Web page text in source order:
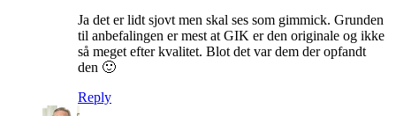
Ja det er lidt sjovt men skal ses som gimmick. Grunden
til anbefalingen er mest at GIK er den originale og ikke
så meget efter kvalitet. Blot det var dem der opfandt
den 🙂
Reply